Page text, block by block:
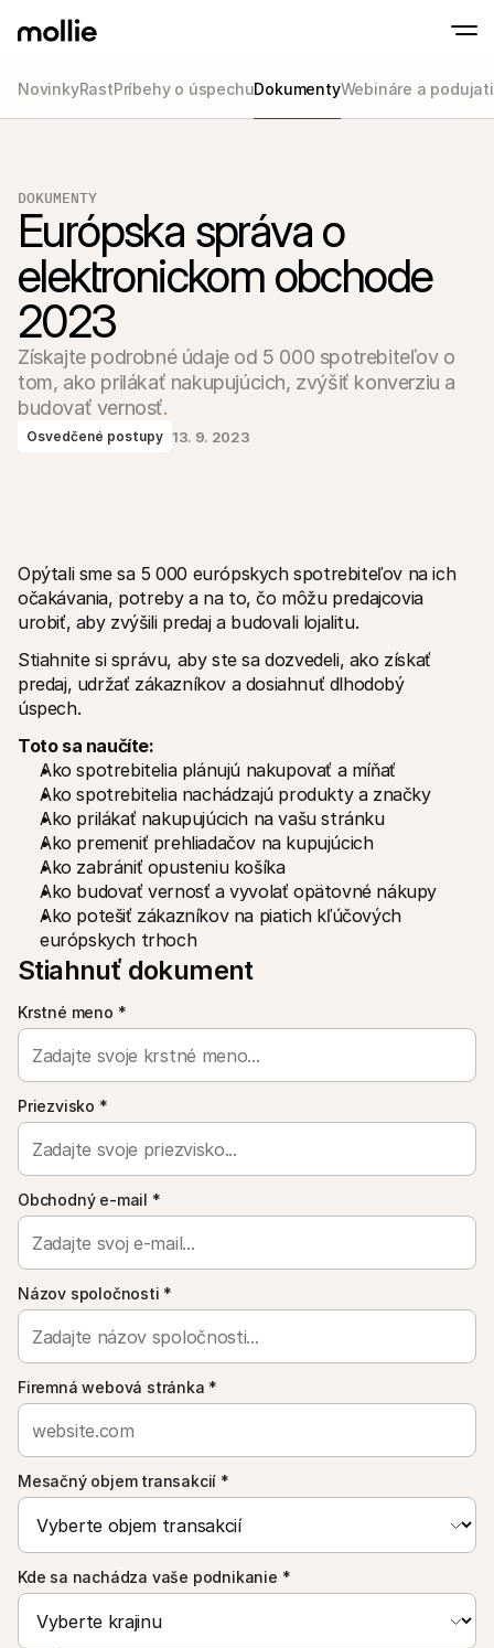
Ponúknite checkout
Akceptácia a riziko
Zabráňte podvodom
optimalizujte
Partneri
Pre agentúry
Portál pre vývojárov
Objavte zdroje a aktualizácie pre vývojárov
Knižnice
Integrujte Mollie s pripravenými knižnicami
Komunita na Discorde
Pridajte sa do našej komunity vývojárov
O spoločnosti Mollie
Ceny
Zobraziť naše ceny
O nás
Zistite viac o našom príbehu a
hodnotách
Novinky
Prečítajte si najnovšie správy od
Mollie
Kariéra
Príďte pracovať k nám - hľadáme
nových zamestnancov!
Pre nakupujúcich
Zistite, prečo sa Mollie objavila vo vašom bankovom výpise
Pre zákazníkov Mollie
Kontaktujte náš tím zákazníckej podpory
Zistite, ako môžeme pomôcť vašej firme
NovinkyRastPríbehy o úspechuDokumentyWebináre a
DOKUMENTY
Európska správa o
elektronickom obchode
2023
Získajte podrobné údaje od 5 000 spotrebiteľov o
tom, ako prilákať nakupujúcich, zvýšiť konverziu a
budovať vernosť.
Osvedčené postupy 13. 9. 2023
Opýtali sme sa 5 000 európskych spotrebiteľov na ich
očakávania, potreby a na to, čo môžu predajcovia
urobiť, aby zvýšili predaj a budovali lojalitu.
Stiahnite si správu, aby ste sa dozvedeli, ako získať
predaj, udržať zákazníkov a dosiahnuť dlhodobý
úspech.
Toto sa naučíte:
Ako spotrebitelia plánujú nakupovať a míňať
Ako spotrebitelia nachádzajú produkty a značky
Ako prilákať nakupujúcich na vašu stránku
Ako premeniť prehliadačov na kupujúcich
Ako zabrániť opusteniu košíka
Ako budovať vernosť a vyvolať opätovné nákupy
Ako potešiť zákazníkov na piatich kľúčových
európskych trhoch
Stiahnuť dokument
Krstné meno *
Priezvisko *
Obchodný e-mail *
Názov spoločnosti *
Firemná webová stránka *
Mesačný objem transakcií *
Kde sa nachádza vaše podnikanie *